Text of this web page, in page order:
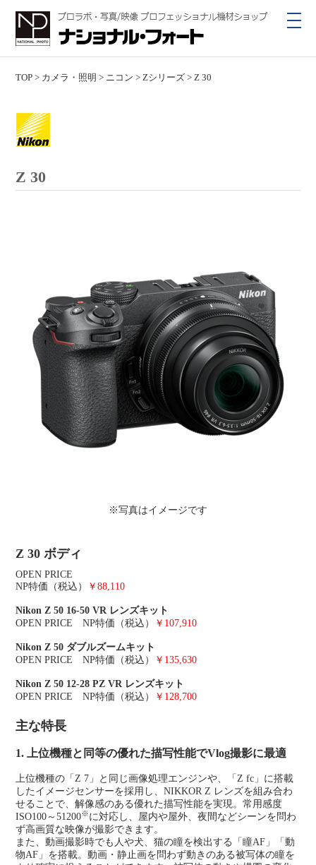
TOP > カメラ・照明 > ニコン > Zシリーズ > Z 30
Z 30
※写真はイメージです
Z 30 ボディ
OPEN PRICE
NP特価（税込）
￥88,110
Nikon Z 50 16-50 VR レンズキット
OPEN PRICE NP特価（税込）
￥107,910
Nikon Z 50 ダブルズームキット
OPEN PRICE NP特価（税込）
￥135,630
Nikon Z 50 12-28 PZ VR レンズキット
OPEN PRICE NP特価（税込）
￥128,700
主な特長
1. 上位機種と同等の優れた描写性能でVlog撮影に最適
上位機種の「Z 7」と同じ画像処理エンジンや、「Z fc」に搭載
したイメージセンサーを採用し、NIKKOR Z レンズを組み合わ
せることで、解像感のある優れた描写性能を実現。常用感度
ISO100～51200※に対応し、屋内や屋外、夜間などシーンを問わ
ず高画質な映像が撮影できます。
また、動画撮影時でも人や犬、猫の瞳を検出する「瞳AF」「動
物AF」を搭載。動画・静止画を問わず動きのある被写体の瞳を